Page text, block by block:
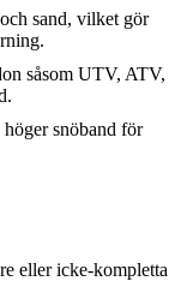
sand, vilket gör
såsom UTV, ATV,
snöband för
eller icke-kompletta